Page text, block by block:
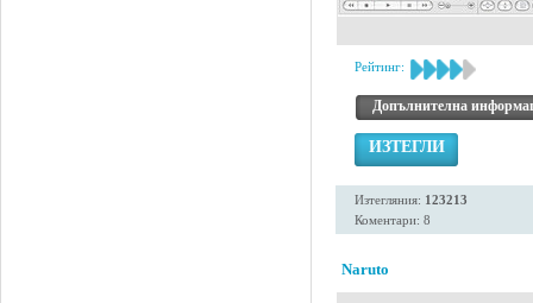
Рейтинг:
Допълнителна
ИЗТЕГЛИ
Изтегляния: 123213
Коментари: 8
Naruto